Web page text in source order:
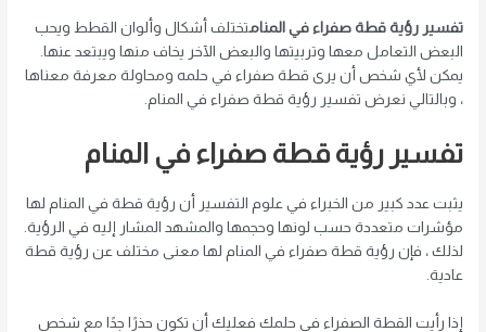
تفسير رؤية قطة صفراء في المنامتختلف أشكال وألوان القطط ويحب
البعض التعامل معها وتربيتها والبعض الآخر يخاف منها ويبتعد عنها.
يمكن لأي شخص أن يرى قطة صفراء في حلمه ومحاولة معرفة معناها
، وبالتالي نعرض تفسير رؤية قطة صفراء في المنام.
تفسير رؤية قطة صفراء في المنام
يثبت عدد كبير من الخبراء في علوم التفسير أن رؤية قطة في المنام لها
مؤشرات متعددة حسب لونها وحجمها والمشهد المشار إليه في الرؤية.
لذلك ، فإن رؤية قطة صفراء في المنام لها معنى مختلف عن رؤية قطة
عادية.
إذا رأيت القطة الصفراء في حلمك فعليك أن تكون حذرًا جدًا مع شخص